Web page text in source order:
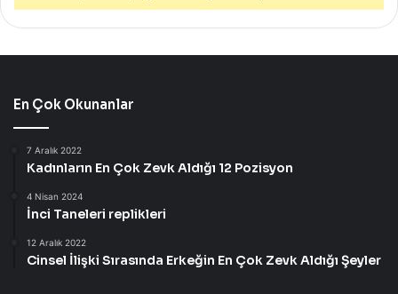
En Çok Okunanlar
7 Aralık 2022
Kadınların En Çok Zevk Aldığı 12 Pozisyon
4 Nisan 2024
İnci Taneleri replikleri
12 Aralık 2022
Cinsel İlişki Sırasında Erkeğin En Çok Zevk Aldığı Şeyler